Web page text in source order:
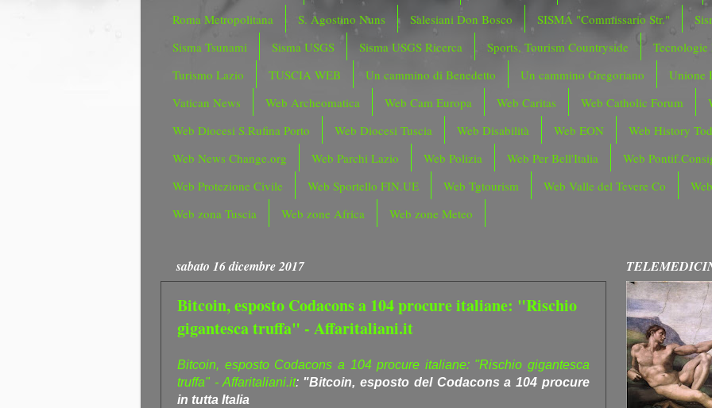
Roma Metropolitana
S. Agostino Nuns Salesiani Don Bosco SISMA "Commissario Str."
Sisma Tsunami
Sisma USGS Sisma USGS Ricerca Sports, Tourism Countryside
Tecnologie
Turismo Lazio
TUSCIA WEB Un cammino di Benedetto Un cammino Gregoriano
Unione
Vatican News
Web Archeomatica Web Cam Europa Web Caritas Web Catholic Forum
Web Diocesi S.Rufina Porto
Web Diocesi Tuscia Web Disabilità Web EON
Web History
Web News Change.org
Web Parchi Lazio Web Polizia Web Per Bell'Italia
Web
Web Protezione Civile
Web Sportello FIN.UE Web Tgtourism Web Valle del Tevere Co
Web zona Tuscia
Web zone Africa Web zone Meteo
sabato 16 dicembre 2017
Bitcoin, esposto Codacons a 104 procure italiane: "Rischio
gigantesca truffa" - Affaritaliani.it
Bitcoin, esposto Codacons a 104 procure italiane: "Rischio gigantesca
truffa" - Affaritaliani.it: "Bitcoin, esposto del Codacons a 104 procure
in tutta Italia